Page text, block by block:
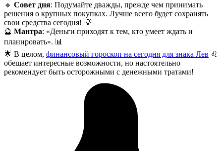
🔸 Совет дня: Подумайте дважды, прежде чем принимать
решения о крупных покупках. Лучше всего будет сохранять
свои средства сегодня! 💡
🔮 Мантра: «Деньги приходят к тем, кто умеет ждать и
планировать». 📊
🌟 В целом, финансовый гороскоп на сегодня для знака Лев ♌️
обещает интересные возможности, но настоятельно
рекомендует быть осторожными с денежными тратами!